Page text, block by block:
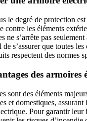
le degré de protection
contre les éléments
ne s’arrête pas
s’assurer que toutes
respectent des normes
des armoires
sont des éléments
et domestiques,
Pour garantir leur